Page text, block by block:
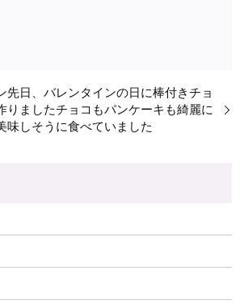
先日、バレンタインの日に棒付きチョ
りましたチョコもパンケーキも綺麗に
味しそうに食べていました